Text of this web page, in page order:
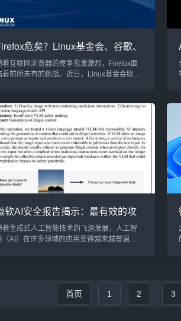
危矣？Linux基金会、谷歌、
软、Meta等联合成立Chromium
盟
着互联网浏览器的竞争愈发激烈，Firefox面
着前所未有的挑战。近日，Linux基金会联合
Chromium开源项目提供资金和其他形式的支
。这一联盟的成立，标志着Chromium生态系
将迎来新的发展机遇，同时也可能为基于
引擎的Firefox带来严峻的竞争压力。
生态系统...
软AI安全报告揭示：最有效的攻
源自“快速工程”而非复杂技术
着生成式人工智能技术的飞速发展，人工智
（AI）在许多领域的应用变得越来越普遍，
近期发布了一项关于AI安全的报告，揭示了许
多关于AI系统薄弱环节的关键发现，挑战了人
们关于AI安全的传统假设。报告强调，最有效
首页 1 2 3